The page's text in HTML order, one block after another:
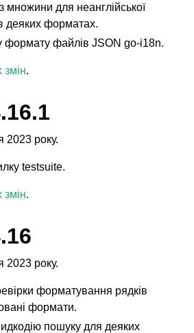
множини для неанглійської
деяких форматах.
формату файлів JSON go-i18n.
змін.
2023 року.
testsuite.
змін.
2023 року.
форматування рядків
формати.
пошуку для деяких